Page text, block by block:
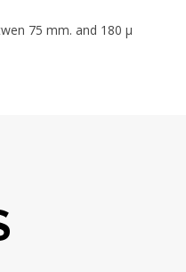
75 mm. and 180 µ